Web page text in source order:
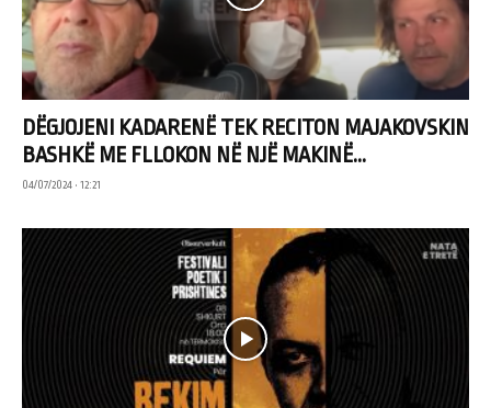
DËGJOJENI KADARENË TEK RECITON MAJAKOVSKIN
BASHKË ME FLLOKON NË NJË MAKINË...
04/07/2024 • 12:21